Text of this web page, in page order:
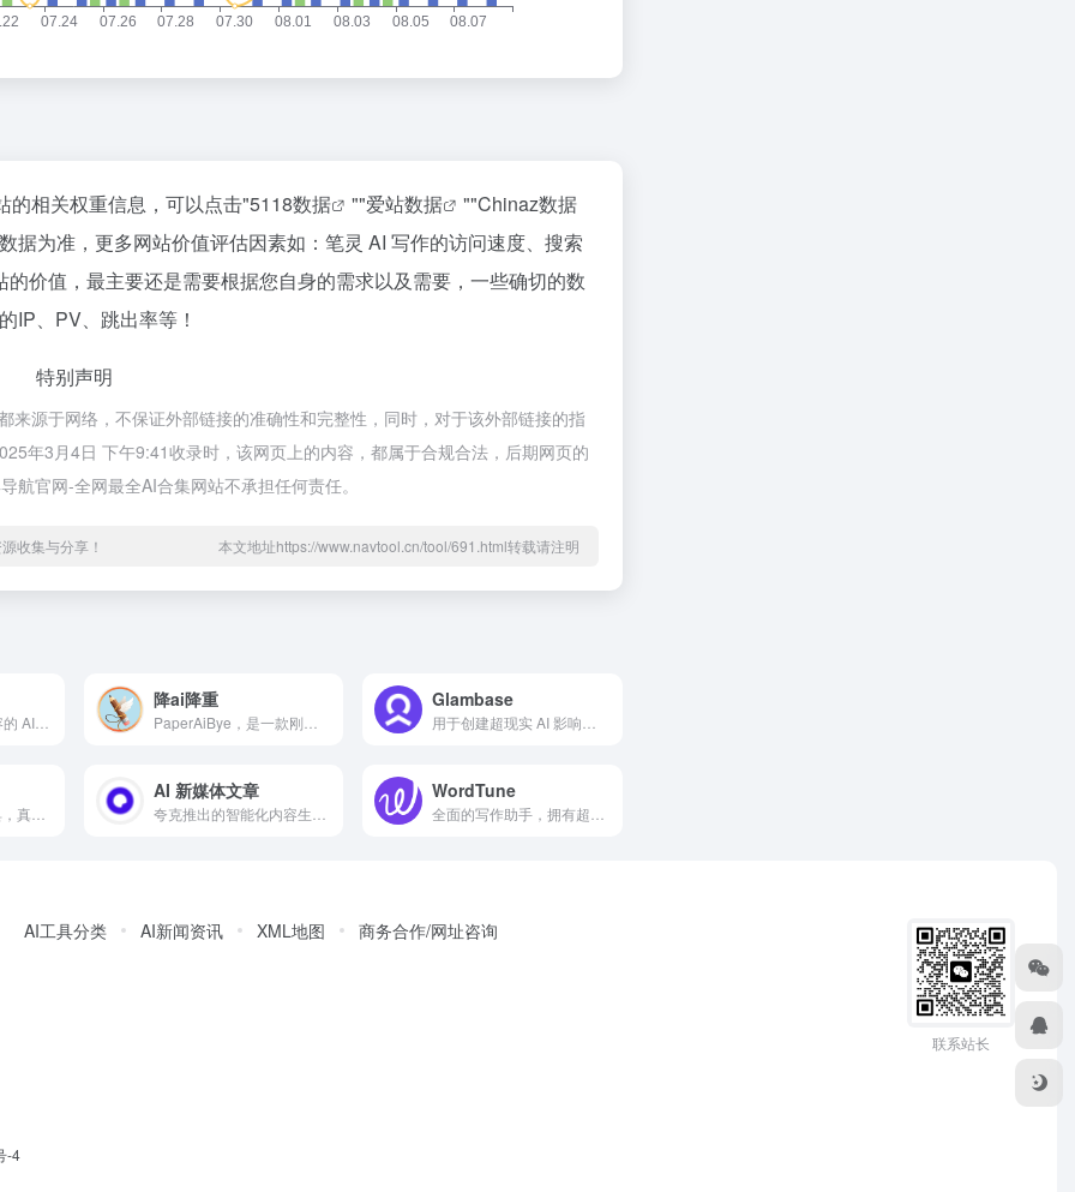
的相关权重信息，可以点击"5118数据 ""爱站数据 ""Chinaz数据
据为准，更多网站价值评估因素如：笔灵 AI 写作的访问速度、搜索
价值，最主要还是需要根据您自身的需求以及需要，一些确切的数
IP、PV、跳出率等！
特别声明
源于网络，不保证外部链接的准确性和完整性，同时，对于该外部链接的指
年3月4日 下午9:41收录时，该网页上的内容，都属于合规合法，后期网页的
官网-全网最全AI合集网站不承担任何责任。
收集与分享！ 本文地址https://www.navtool.cn/tool/691.html转载请注明
快速创作高质量内容的 AI 助手，灵活适应不同语言和语气
降ai降重 Glambase
AI 新媒体文章 WordTune
AI工具分类 AI新闻资讯 XML地图 商务合作/网址咨询
联系站长
-4